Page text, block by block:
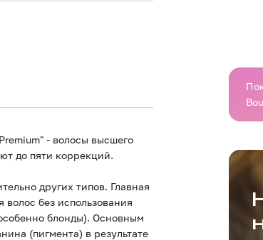
- волосы высшего
до пяти коррекций.
других типов. Главная
волос без использования
блонды). Основным
(пигмента) в результате